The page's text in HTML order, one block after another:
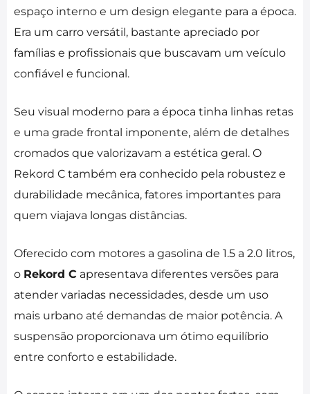
espaço interno e um design elegante para a época.
Era um carro versátil, bastante apreciado por
famílias e profissionais que buscavam um veículo
confiável e funcional.
Seu visual moderno para a época tinha linhas retas
e uma grade frontal imponente, além de detalhes
cromados que valorizavam a estética geral. O
Rekord C também era conhecido pela robustez e
durabilidade mecânica, fatores importantes para
quem viajava longas distâncias.
Oferecido com motores a gasolina de 1.5 a 2.0 litros,
o Rekord C apresentava diferentes versões para
atender variadas necessidades, desde um uso
mais urbano até demandas de maior potência. A
suspensão proporcionava um ótimo equilíbrio
entre conforto e estabilidade.